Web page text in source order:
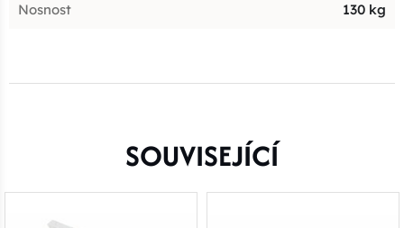
Nosnost 130 kg
SOUVISEJÍCÍ